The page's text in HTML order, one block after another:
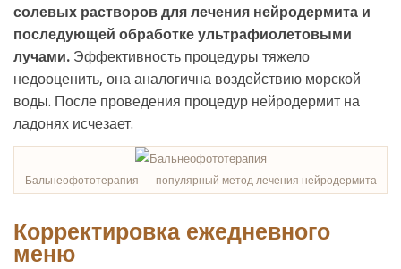
солевых растворов для лечения нейродермита и
последующей обработке ультрафиолетовыми
лучами. Эффективность процедуры тяжело
недооценить, она аналогична воздействию морской
воды. После проведения процедур нейродермит на
ладонях исчезает.
Бальнеофототерапия — популярный метод лечения нейродермита
Корректировка ежедневного
меню